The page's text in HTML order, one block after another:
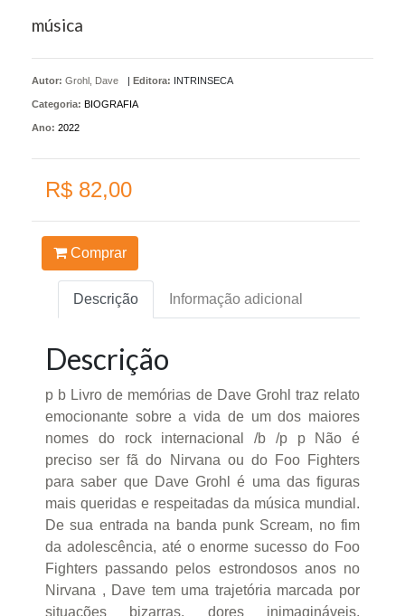
música
Autor: Grohl, Dave | Editora: INTRINSECA
Categoria: BIOGRAFIA
Ano: 2022
R$ 82,00
Comprar
Descrição Informação adicional
Descrição
p b Livro de memórias de Dave Grohl traz relato
emocionante sobre a vida de um dos maiores
nomes do rock internacional /b /p p Não é
preciso ser fã do Nirvana ou do Foo Fighters
para saber que Dave Grohl é uma das figuras
mais queridas e respeitadas da música mundial.
De sua entrada na banda punk Scream, no fim
da adolescência, até o enorme sucesso do Foo
Fighters passando pelos estrondosos anos no
Nirvana , Dave tem uma trajetória marcada por
situações bizarras, dores inimagináveis,